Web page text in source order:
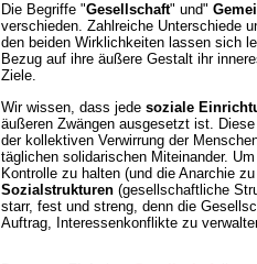
Die Begriffe "Gesellschaft" und"
verschieden. Zahlreiche Unterschiede
den beiden Wirklichkeiten lassen sich
Bezug auf ihre äußere Gestalt ihr
Ziele.
Wir wissen, dass jede soziale
äußeren Zwängen ausgesetzt ist.
der kollektiven Verwirrung der
täglichen solidarischen Miteinander.
Kontrolle zu halten (und die Anarchie
Sozialstrukturen (gesellschaftliche
starr, fest und streng, denn die
Auftrag, Interessenkonflikte zu